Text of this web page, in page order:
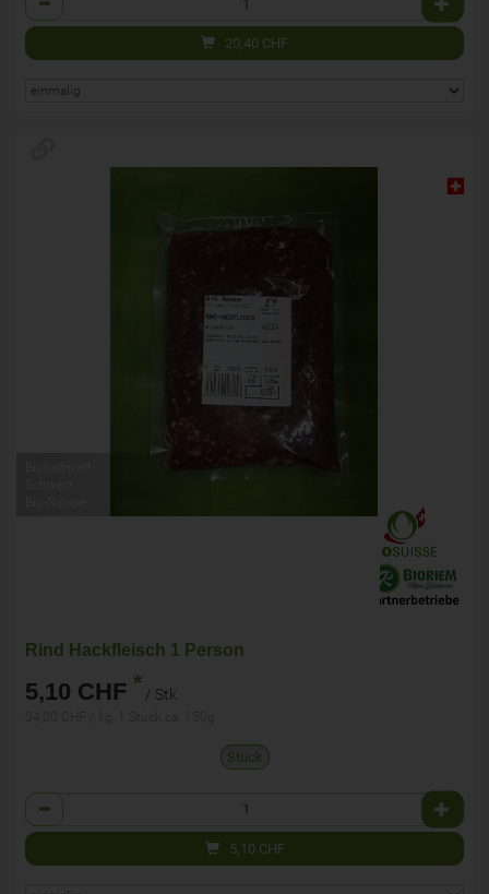
20,40 CHF
Rind Hackfleisch 1 Person
5,10 CHF * / Stk
Stück
Anzahl
5,10 CHF